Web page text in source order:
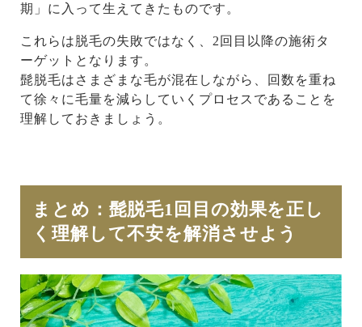
期」に入って生えてきたものです。
これらは脱毛の失敗ではなく、2回目以降の施術タ
ーゲットとなります。
髭脱毛はさまざまな毛が混在しながら、回数を重ね
て徐々に毛量を減らしていくプロセスであることを
理解しておきましょう。
まとめ：髭脱毛1回目の効果を正し
く理解して不安を解消させよう